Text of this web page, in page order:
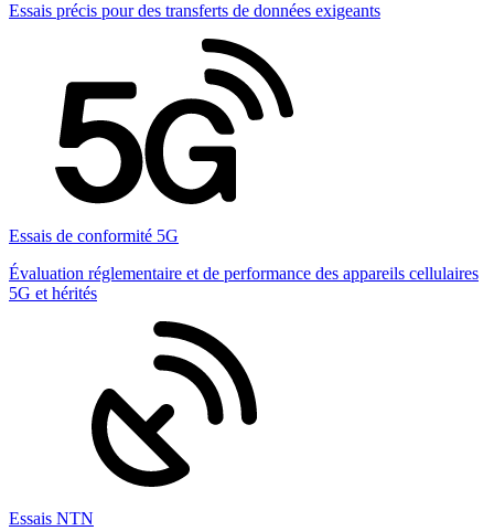
Essais précis pour des transferts de données exigeants
Essais de conformité 5G
Évaluation réglementaire et de performance des appareils cellulaires
5G et hérités
Essais NTN